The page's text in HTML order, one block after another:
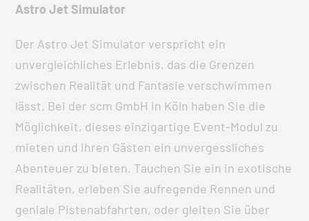
Astro Jet Simulator
Der Astro Jet Simulator verspricht ein
unvergleichliches Erlebnis, das die Grenzen
zwischen Realität und Fantasie verschwimmen
lässt. Bei der scm GmbH in Köln haben Sie die
Möglichkeit, dieses einzigartige Event-Modul zu
mieten und Ihren Gästen ein unvergessliches
Abenteuer zu bieten. Tauchen Sie ein in exotische
Realitäten, erleben Sie aufregende Rennen und
geniale Pistenabfahrten, oder gleiten Sie über